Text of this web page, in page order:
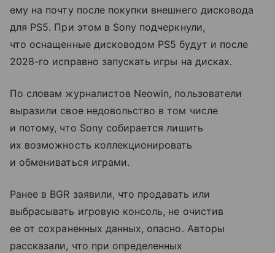
ему на почту после покупки внешнего дисковода
для PS5. При этом в Sony подчеркнули,
что оснащенные дисководом PS5 будут и после
2028-го исправно запускать игры на дисках.
По словам журналистов Neowin, пользователи
выразили свое недовольство в том числе
и потому, что Sony собирается лишить
их возможность коллекционировать
и обмениваться играми.
Ранее в BGR заявили, что продавать или
выбрасывать игровую консоль, не очистив
ее от сохраненных данных, опасно. Авторы
рассказали, что при определенных